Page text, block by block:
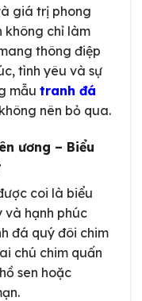
giá trị phong
không chỉ làm
thông điệp
tình yêu và sự
mẫu tranh đá
nên bỏ qua.
ương – Biểu
coi là biểu
và hạnh phúc
đá quý đôi chim
chú chim quấn
sen hoặc